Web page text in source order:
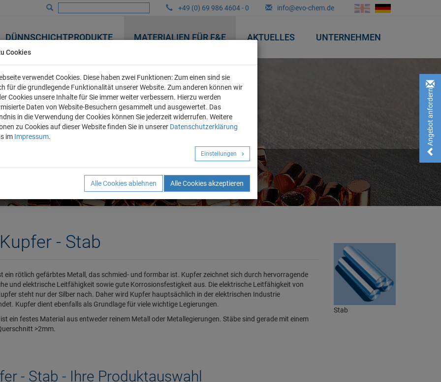
+49 (0) 69 986 4604 - 0 info@evo-chem.de
DÜNNSCHICHTPRODUKTE MATERIALIEN FÜR F&E AKTUELLES UNTERNEHMEN
Angebot anfordern!
Kupfer - Stab
ein rötlich gefärbtes Metall, das schmied- und formbar ist. Kupfer zeichnet sich durch hervorragende
und elektrische Leitfähigkeit sowie gute Korrosionsfestigkeit aus. Die elektrische Leitfähigkeit von
steht nur der Silber nach. Daher wird Kupfer hauptsächlich in der elektrischen Industrie
Kupfer dient ebenfalls als Grundlage für viele wichtige Legierungen.
ist ein festes Material aus entweder reinem Metall oder Metallegierungen. Stäbe sind gerade mit einem
>2mm.
Stab
- Stab - Ihre Produktauswahl
Cookies
verwendet Cookies. Diese haben zwei Funktionen: Zum einen sind sie
für die grundlegende Funktionalität unserer Website. Zum anderen können wir
Cookies unsere Inhalte für Sie immer weiter verbessern. Hierzu werden
Daten von Website-Besuchern gesammelt und ausgewertet. Das
in die Verwendung der Cookies können Sie jederzeit widerrufen. Weitere
zu Cookies auf dieser Website finden Sie in unserer Datenschutzerklärung
im Impressum.
Einstellungen
Alle Cookies ablehnen Alle Cookies akzeptieren